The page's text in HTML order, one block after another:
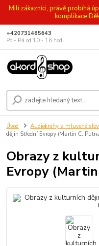
Milí zákazníci, právě probíhá
komplikace
+420731485643
Po - Pá od 10 - 16 hod.
Úvod Audioknihy a mluvené
dějin Střední Evropy (Martin C.
Obrazy z
Evropy